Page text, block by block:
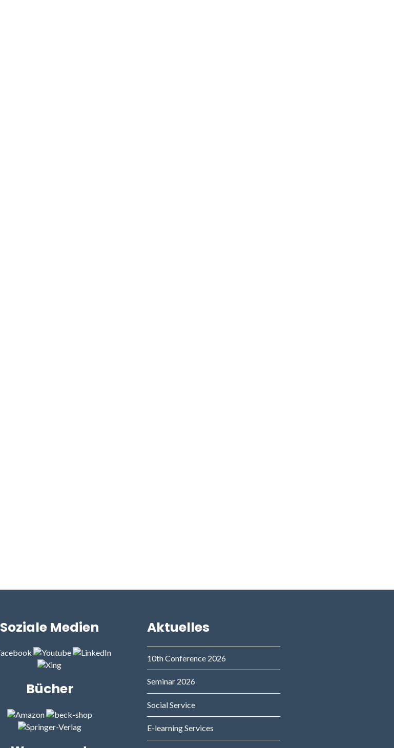
Soziale Medien
Bücher
Aktuelles
10th Conference 2026
Seminar 2026
Social Service
E-learning Services